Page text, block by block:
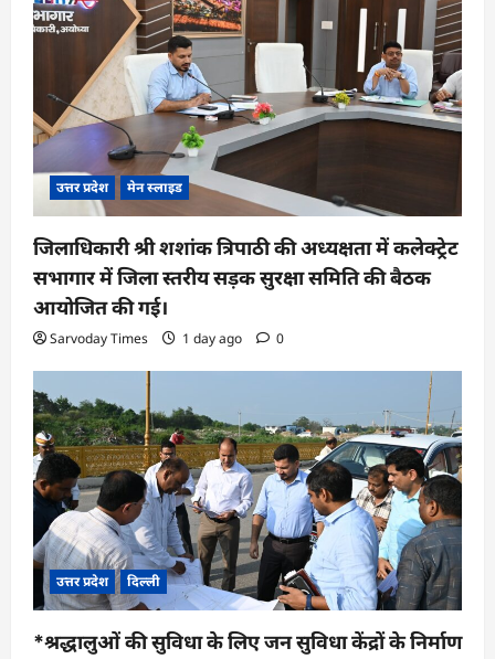
उत्तर प्रदेश मेन स्लाइड
जिलाधिकारी श्री शशांक त्रिपाठी की अध्यक्षता में कलेक्ट्रेट
सभागार में जिला स्तरीय सड़क सुरक्षा समिति की बैठक
आयोजित की गई।
Sarvoday Times 1 day ago 0
उत्तर प्रदेश दिल्ली
*श्रद्धालुओं की सुविधा के लिए जन सुविधा केंद्रों के निर्माण